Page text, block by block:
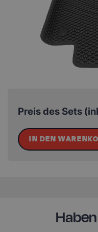
Preis des Sets
IN DEN